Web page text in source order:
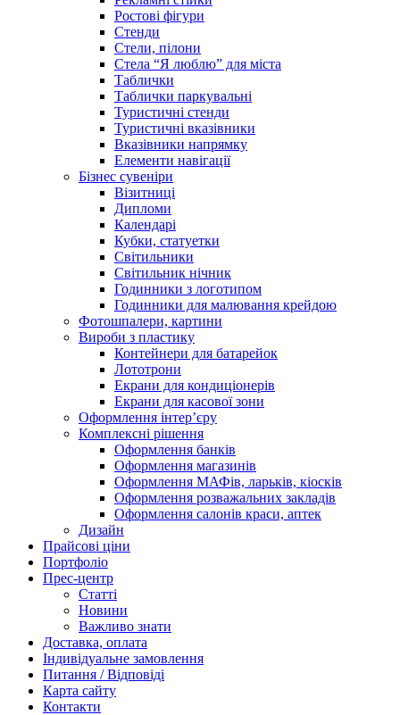
Ростові фігури
Стенди
Стели, пілони
Стела “Я люблю” для міста
Таблички
Таблички паркувальні
Туристичні стенди
Туристичні вказівники
Вказівники напрямку
Елементи навігації
Бізнес сувеніри
Візитниці
Дипломи
Календарі
Кубки, статуетки
Світильники
Світильник нічник
Годинники з логотипом
Годинники для малювання крейдою
Фотошпалери, картини
Вироби з пластику
Контейнери для батарейок
Лототрони
Екрани для кондиціонерів
Екрани для касової зони
Оформлення інтер’єру
Комплексні рішення
Оформлення банків
Оформлення магазинів
Оформлення МАФів, ларьків, кіосків
Оформлення розважальних закладів
Оформлення салонів краси, аптек
Дизайн
Прайсові ціни
Портфоліо
Прес-центр
Статті
Новини
Важливо знати
Доставка, оплата
Індивідуальне замовлення
Питання / Відповіді
Карта сайту
Контакти